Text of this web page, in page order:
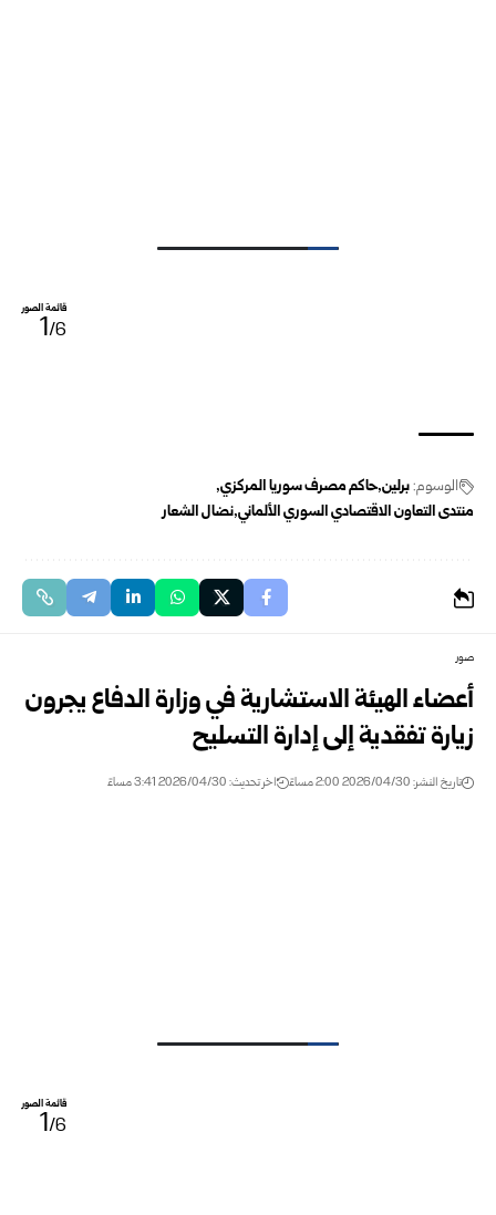
قائمة الصور
1/6
الوسوم:برلين حاكم مصرف سوريا المركزي
منتدى التعاون الاقتصادي السوري الألماني نضال الشعار
صور
أعضاء الهيئة الاستشارية في وزارة الدفاع يجرون
زيارة تفقدية إلى إدارة التسليح
تاريخ النشر: 2026/04/30 2:00 مساءً اخر تحديث: 2026/04/30 3:41 مساءً
قائمة الصور
1/6